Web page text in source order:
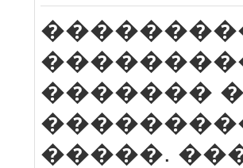
�������
�����.